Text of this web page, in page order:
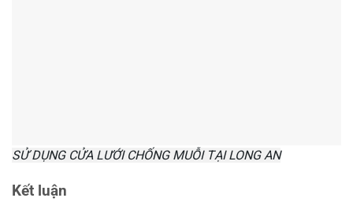
SỬ DỤNG CỬA LƯỚI CHỐNG MUỖI TẠI LONG AN
Kết luận